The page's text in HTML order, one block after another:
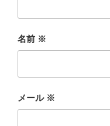
名前 ※
メール ※